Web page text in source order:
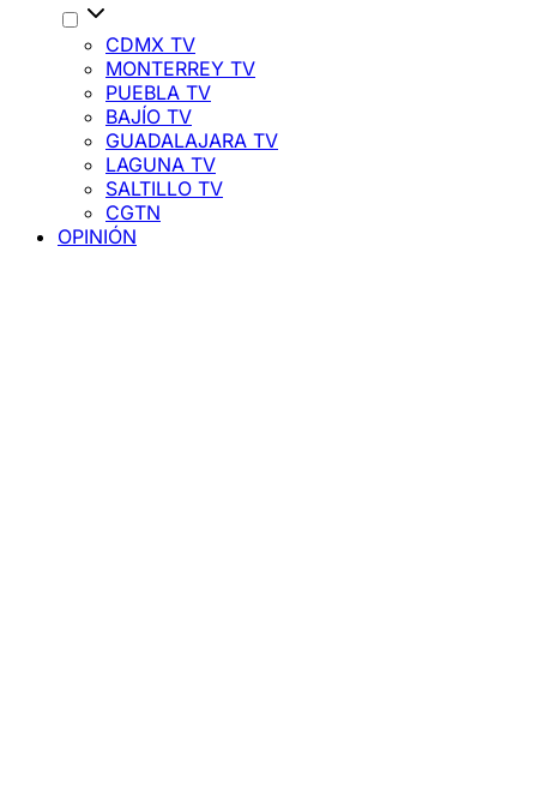
CDMX TV
MONTERREY TV
PUEBLA TV
BAJÍO TV
GUADALAJARA TV
LAGUNA TV
SALTILLO TV
CGTN
OPINIÓN